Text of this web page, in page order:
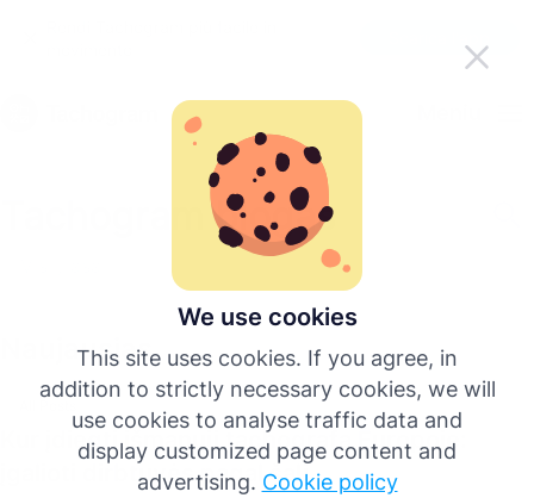
We use cookies
This site uses cookies. If you agree, in
addition to strictly necessary cookies, we will
use cookies to analyse traffic data and
display customized page content and
advertising. Cookie policy
Français
Português
Tachogram blogas
Naujausias
Kur įdiegti išmanųjį tachografą Europoje:
įgalioti dirbtuvės pagal šalį